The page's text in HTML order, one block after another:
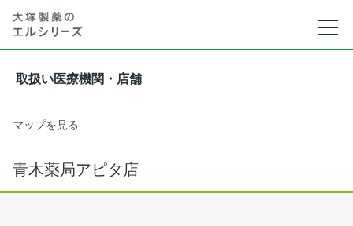
取扱い医療機関・店舗
マップを見る
青木薬局アピタ店